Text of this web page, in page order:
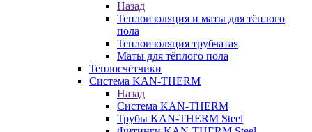
Назад
Теплоизоляция и маты для тёплого
пола
Теплоизоляция трубчатая
Маты для тёплого пола
Теплосчётчики
Система KAN-THERM
Назад
Система KAN-THERM
Трубы KAN-THERM Steel